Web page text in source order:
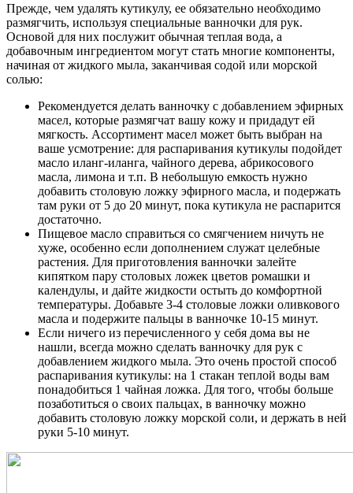
Прежде, чем удалять кутикулу, ее обязательно необходимо
размягчить, используя специальные ванночки для рук.
Основой для них послужит обычная теплая вода, а
добавочным ингредиентом могут стать многие компоненты,
начиная от жидкого мыла, заканчивая содой или морской
солью:
Рекомендуется делать ванночку с добавлением эфирных
масел, которые размягчат вашу кожу и придадут ей
мягкость. Ассортимент масел может быть выбран на
ваше усмотрение: для распаривания кутикулы подойдет
масло иланг-иланга, чайного дерева, абрикосового
масла, лимона и т.п. В небольшую емкость нужно
добавить столовую ложку эфирного масла, и подержать
там руки от 5 до 20 минут, пока кутикула не распарится
достаточно.
Пищевое масло справиться со смягчением ничуть не
хуже, особенно если дополнением служат целебные
растения. Для приготовления ванночки залейте
кипятком пару столовых ложек цветов ромашки и
календулы, и дайте жидкости остыть до комфортной
температуры. Добавьте 3-4 столовые ложки оливкового
масла и подержите пальцы в ванночке 10-15 минут.
Если ничего из перечисленного у себя дома вы не
нашли, всегда можно сделать ванночку для рук с
добавлением жидкого мыла. Это очень простой способ
распаривания кутикулы: на 1 стакан теплой воды вам
понадобиться 1 чайная ложка. Для того, чтобы больше
позаботиться о своих пальцах, в ванночку можно
добавить столовую ложку морской соли, и держать в ней
руки 5-10 минут.